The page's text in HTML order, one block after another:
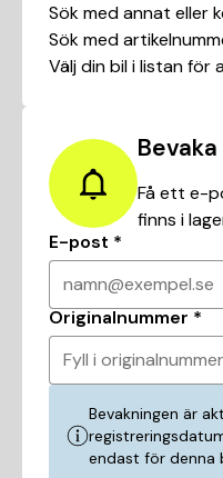
Sök med annat eller
Sök med
Välj din bil i listan för
Få ett e-
finns i
E-post *
namn@exempel.se
Originalnummer *
Fyll i originalnummer
Bevakningen är
endast för denna